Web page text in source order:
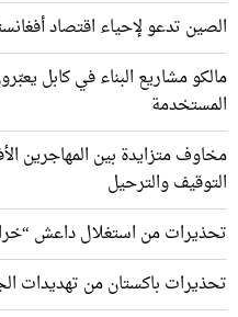
الصين تدعو لإحياء اقتصاد
مالكو مشاريع البناء في كابل
المستخدمة
مخاوف متزايدة بين المهاجرين
التوقيف والترحيل
تحذيرات من استغلال داعش
تحذيرات باكستان من تهديدات